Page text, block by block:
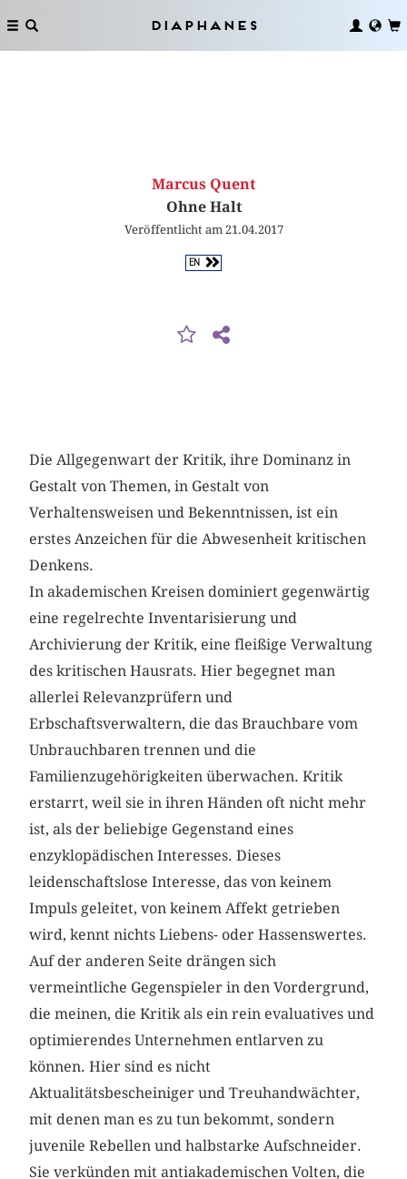
Diaphanes
Marcus Quent
Ohne Halt
Veröffentlicht am 21.04.2017
EN
Die Allgegenwart der Kritik, ihre Dominanz in
Gestalt von Themen, in Gestalt von
Verhaltensweisen und Bekenntnissen, ist ein
erstes Anzeichen für die Abwesenheit kritischen
Denkens.
In akademischen Kreisen dominiert gegenwärtig
eine regelrechte Inventarisierung und
Archivierung der Kritik, eine fleißige Verwaltung
des kritischen Hausrats. Hier begegnet man
allerlei Relevanzprüfern und
Erbschaftsverwaltern, die das Brauchbare vom
Unbrauchbaren trennen und die
Familienzugehörigkeiten überwachen. Kritik
erstarrt, weil sie in ihren Händen oft nicht mehr
ist, als der beliebige Gegenstand eines
enzyklopädischen Interesses. Dieses
leidenschaftslose Interesse, das von keinem
Impuls geleitet, von keinem Affekt getrieben
wird, kennt nichts Liebens- oder Hassenswertes.
Auf der anderen Seite drängen sich
vermeintliche Gegenspieler in den Vordergrund,
die meinen, die Kritik als ein rein evaluatives und
optimierendes Unternehmen entlarven zu
können. Hier sind es nicht
Aktualitätsbescheiniger und Treuhandwächter,
mit denen man es zu tun bekommt, sondern
juvenile Rebellen und halbstarke Aufschneider.
Sie verkünden mit antiakademischen Volten, die